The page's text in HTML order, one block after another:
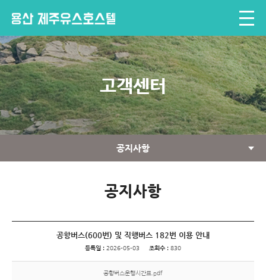
고객센터
공지사항
공지사항
공항버스(600번) 및 직행버스 182번 이용 안내
등록일 : 2026-05-03 조회수 : 830
공항버스운행시간표.pdf